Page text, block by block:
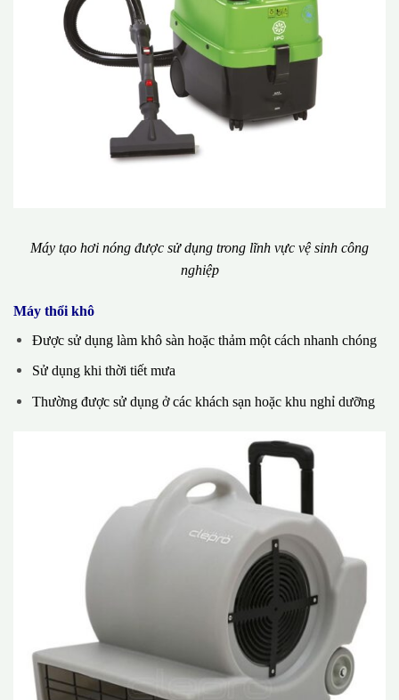
Máy tạo hơi nóng được sử dụng trong lĩnh vực vệ sinh công
nghiệp
Máy thổi khô
Được sử dụng làm khô sàn hoặc thảm một cách nhanh chóng
Sử dụng khi thời tiết mưa
Thường được sử dụng ở các khách sạn hoặc khu nghỉ dưỡng